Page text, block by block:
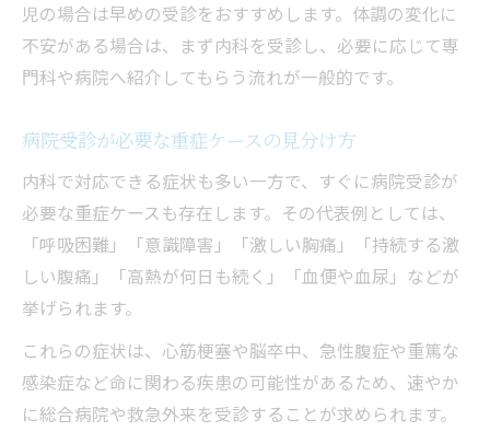
児の場合は早めの受診をおすすめします。体調の変化に
不安がある場合は、まず内科を受診し、必要に応じて専
門科や病院へ紹介してもらう流れが一般的です。
病院受診が必要な重症ケースの見分け方
内科で対応できる症状も多い一方で、すぐに病院受診が
必要な重症ケースも存在します。その代表例としては、
「呼吸困難」「意識障害」「激しい胸痛」「持続する激
しい腹痛」「高熱が何日も続く」「血便や血尿」などが
挙げられます。
これらの症状は、心筋梗塞や脳卒中、急性腹症や重篤な
感染症など命に関わる疾患の可能性があるため、速やか
に総合病院や救急外来を受診することが求められます。